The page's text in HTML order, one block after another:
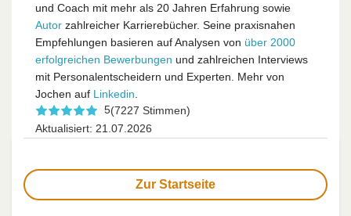
und Coach mit mehr als 20 Jahren Erfahrung sowie
Autor zahlreicher Karrierebücher. Seine praxisnahen
Empfehlungen basieren auf Analysen von über 2000
erfolgreichen Bewerbungen und zahlreichen Interviews
mit Personalentscheidern und Experten. Mehr von
Jochen auf Linkedin
5(7227 Stimmen)
Aktualisiert: 21.07.2026
Zur Startseite